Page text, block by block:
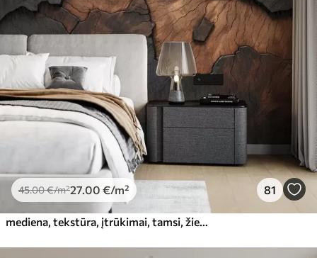
45.00€/m²27.00 €/m² 81
mediena, tekstūra, įtrūkimai, tamsi, žievė, paviršius